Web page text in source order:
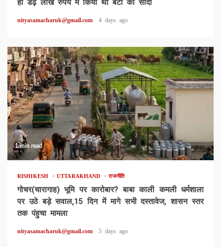
ही डेढ़ लाख रुपये में किया था बेटी का सौदा
nityasamacharuk@gmail.com 4 days ago
1 min read
RISHIKESH UTTARAKHAND राजनीति
गोचर(चारागाह) भूमि पर कारोबार? बाबा काली कमली धर्मशाला
पर उठे बड़े सवाल,15 दिन में मागे सभी दस्तावेज, शासन स्तर
तक पंहुचा मामला
nityasamacharuk@gmail.com 5 days ago